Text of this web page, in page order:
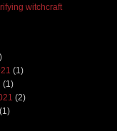
witchcraft
(1)
(1)
(2)
(1)